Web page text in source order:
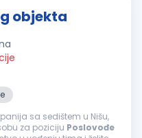
objekta
sa sedištem u Nišu,
za poziciju Poslovođe